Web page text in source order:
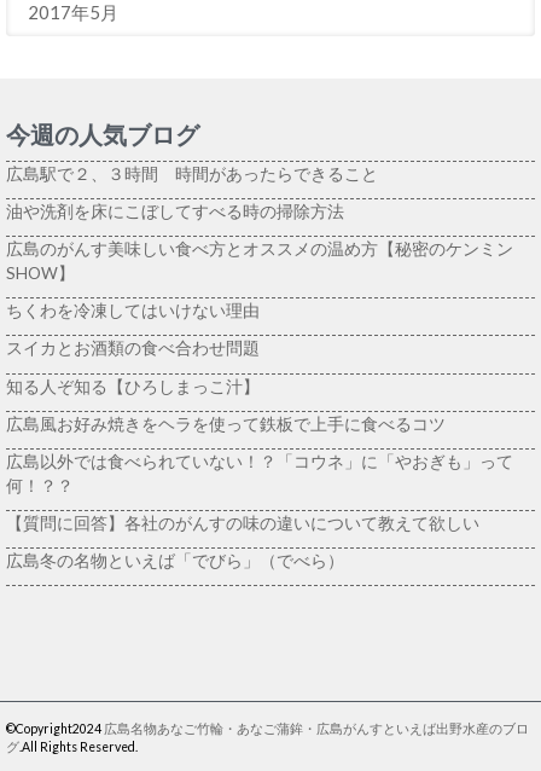
今週の人気ブログ
広島駅で２、３時間 時間があったらできること
油や洗剤を床にこぼしてすべる時の掃除方法
広島のがんす美味しい食べ方とオススメの温め方【秘密のケンミン
SHOW】
ちくわを冷凍してはいけない理由
スイカとお酒類の食べ合わせ問題
知る人ぞ知る【ひろしまっこ汁】
広島風お好み焼きをヘラを使って鉄板で上手に食べるコツ
広島以外では食べられていない！？「コウネ」に「やおぎも」って
何！？？
【質問に回答】各社のがんすの味の違いについて教えて欲しい
広島冬の名物といえば「でびら」（でべら）
©Copyright2024 広島名物あなご竹輪・あなご蒲鉾・広島がんすといえば出野水産のブロ
グ.All Rights Reserved.